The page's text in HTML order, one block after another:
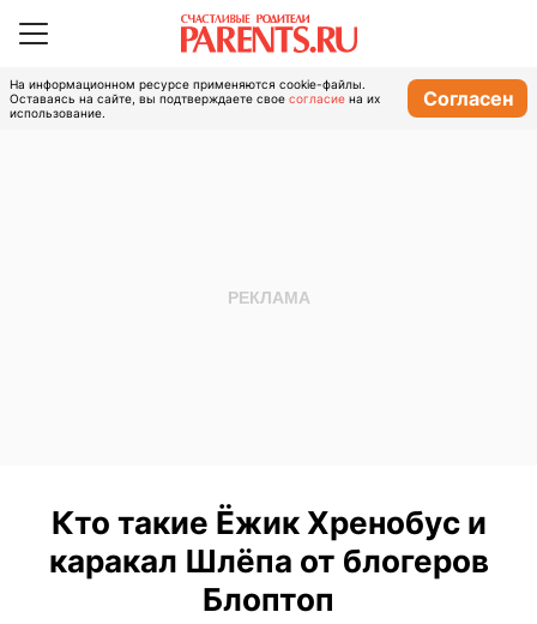
На информационном ресурсе применяются cookie-файлы.
Оставаясь на сайте, вы подтверждаете свое согласие на их
использование.
Согласен
Кто такие Ёжик Хренобус и
каракал Шлёпа от блогеров
Блоптоп